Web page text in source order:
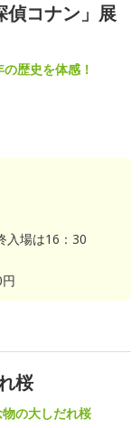
偵コナン」展
歴史を体感！
入場は16：30
桜
の大しだれ桜